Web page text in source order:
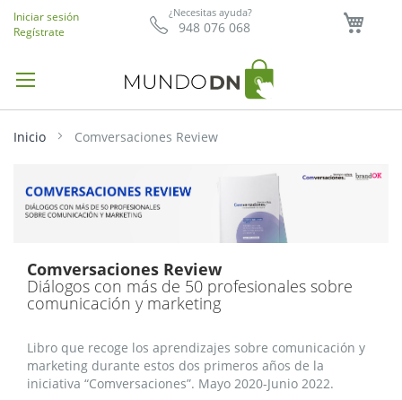
¿Necesitas ayuda?
948 076 068
Iniciar sesión
Regístrate
Inicio Comversaciones Review
Comversaciones Review
Diálogos con más de 50 profesionales sobre
comunicación y marketing
Libro que recoge los aprendizajes sobre comunicación y
marketing durante estos dos primeros años de la
iniciativa “Comversaciones”. Mayo 2020-Junio 2022.